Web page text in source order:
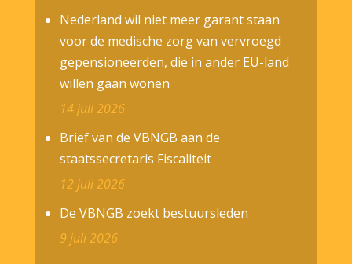
Nederland wil niet meer garant staan
voor de medische zorg van vervroegd
gepensioneerden, die in ander EU-land
willen gaan wonen
14 juli 2026
Brief van de VBNGB aan de
staatssecretaris Fiscaliteit
12 juli 2026
De VBNGB zoekt bestuursleden
9 juli 2026